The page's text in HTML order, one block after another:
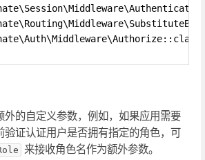
外的自定义参数，例如，如果应用需要
验证认证用户是否拥有指定的角色，可
来接收角色名作为额外参数。